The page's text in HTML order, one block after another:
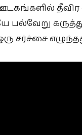
பல்வேறு
சர்ச்சை